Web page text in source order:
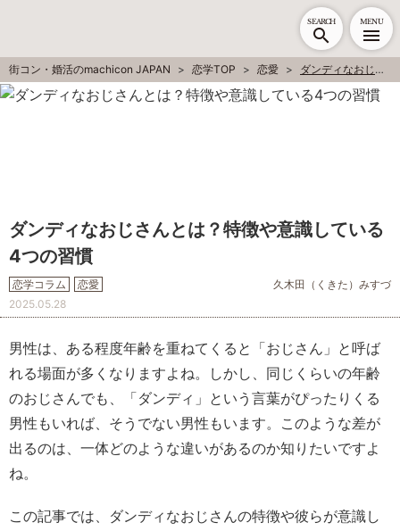
SEARCH MENU
街コン・婚活のmachicon JAPAN 恋学TOP 恋愛 ダンディなおじさんとは？特徴や意識している4つの習慣
ダンディなおじさんとは？特徴や意識している
4つの習慣
恋学コラム 恋愛
久木田（くきた）みすづ
2025.05.28
男性は、ある程度年齢を重ねてくると「おじさん」と呼ば
れる場面が多くなりますよね。しかし、同じくらいの年齢
のおじさんでも、「ダンディ」という言葉がぴったりくる
男性もいれば、そうでない男性もいます。このような差が
出るのは、一体どのような違いがあるのか知りたいですよ
ね。
この記事では、ダンディなおじさんの特徴や彼らが意識し